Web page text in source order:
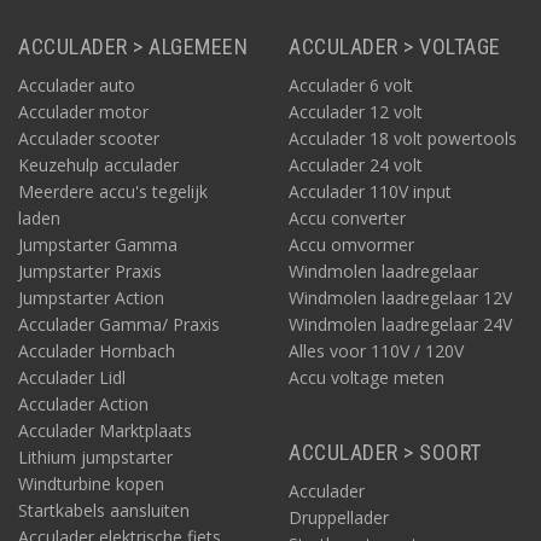
ACCULADER > ALGEMEEN
Acculader auto
Acculader motor
Acculader scooter
Keuzehulp acculader
Meerdere accu's tegelijk
laden
Jumpstarter Gamma
Jumpstarter Praxis
Jumpstarter Action
Acculader Gamma/ Praxis
Acculader Hornbach
Acculader Lidl
Acculader Action
Acculader Marktplaats
Lithium jumpstarter
Windturbine kopen
Startkabels aansluiten
ACCULADER > VOLTAGE
Acculader 6 volt
Acculader 12 volt
Acculader 18 volt powertools
Acculader 24 volt
Acculader 110V input
Accu converter
Accu omvormer
Windmolen laadregelaar
Windmolen laadregelaar 12V
Windmolen laadregelaar 24V
Alles voor 110V / 120V
Accu voltage meten
ACCULADER > SOORT
Acculader
Druppellader